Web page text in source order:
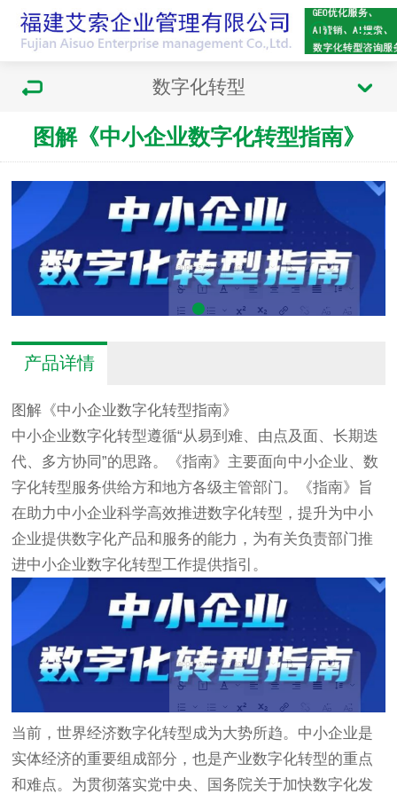
数字化转型
图解《中小企业数字化转型指南》
产品详情
图解《中小企业数字化转型指南》
中小企业数字化转型遵循“从易到难、由点及面、长期迭
代、多方协同”的思路。《指南》主要面向中小企业、数
字化转型服务供给方和地方各级主管部门。《指南》旨
在助力中小企业科学高效推进数字化转型，提升为中小
企业提供数字化产品和服务的能力，为有关负责部门推
进中小企业数字化转型工作提供指引。
当前，世界经济数字化转型成为大势所趋。中小企业是
实体经济的重要组成部分，也是产业数字化转型的重点
和难点。为贯彻落实党中央、国务院关于加快数字化发